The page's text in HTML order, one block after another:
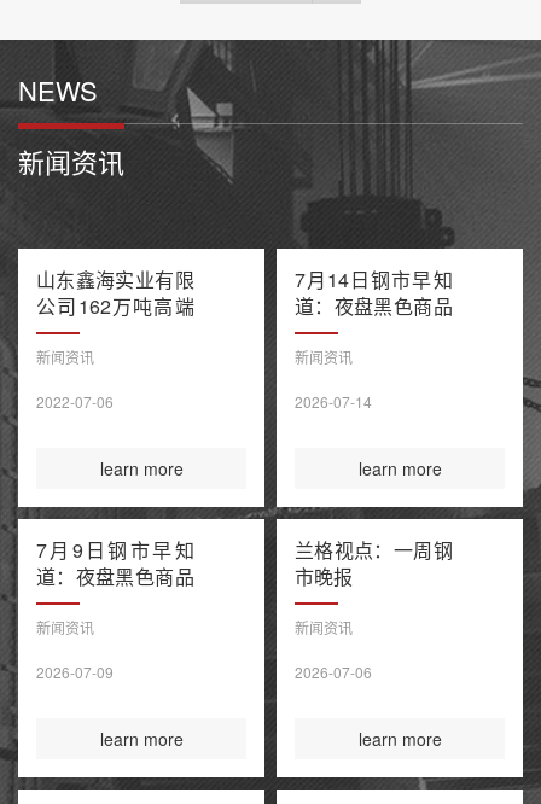
NEWS
新闻资讯
山东鑫海实业有限
公司162万吨高端
不锈钢项目产能置
换方案公示
新闻资讯
2022-07-06
learn more
7月14日钢市早知
道：夜盘黑色商品
多数收跌 阿联酋
油轮在霍尔木兹海
伦特原油涨超9%
新闻资讯
2026-07-14
learn more
7月9日钢市早知
道：夜盘黑色商品
整体收涨 原油大
涨引爆全球债市抛
忘录“已终结”
新闻资讯
2026-07-09
learn more
兰格视点：一周钢
市晚报
新闻资讯
2026-07-06
learn more